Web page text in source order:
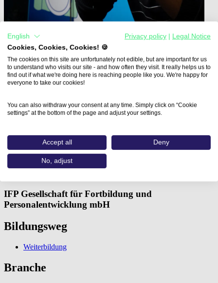
Home
Aus- und Weiterbildungen
Fachkraft Digital Fashion in
CLO - Virtual Garments:
Produktgruppe C inklusive
Portfolio
IFP Gesellschaft für Fortbildung und
Personalentwicklung mbH
Bildungsweg
Weiterbildung
Branche
English Privacy policy
Legal Notice
Cookies, Cookies, Cookies! 🍪
The cookies on this site are unfortunately not edible, but are important for us
to understand who visits our site - and how often they visit. It really helps us to
find out if what we're doing here is reaching people like you. We're happy for
everyone to take our cookies!
You can also withdraw your consent at any time. Simply click on “Cookie
settings” at the bottom of the page and adjust your settings.
Accept all Deny
No, adjust